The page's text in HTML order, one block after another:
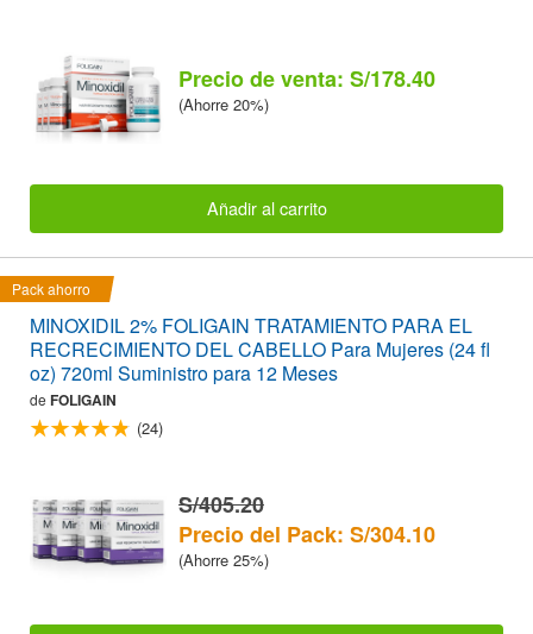
Precio de venta: S/178.40
(Ahorre 20%)
Añadir al carrito
Pack ahorro
MINOXIDIL 2% FOLIGAIN TRATAMIENTO PARA EL
RECRECIMIENTO DEL CABELLO Para Mujeres (24 fl
oz) 720ml Suministro para 12 Meses
de FOLIGAIN
(24)
S/405.20
Precio del Pack: S/304.10
(Ahorre 25%)